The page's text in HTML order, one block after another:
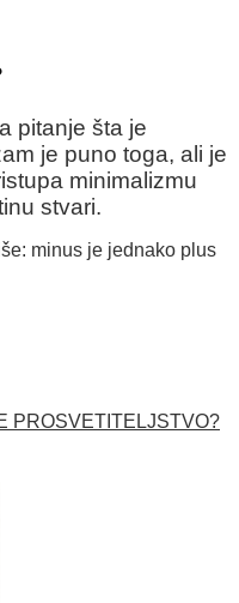
pitanje šta je
je puno toga, ali je
minimalizmu
stvari.
PROSVETITELJSTVO?